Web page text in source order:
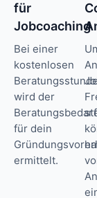
für
Jobcoaching
Bei einer
kostenlosen
wird der
Beratungsbedarf
für dein
ermittelt.